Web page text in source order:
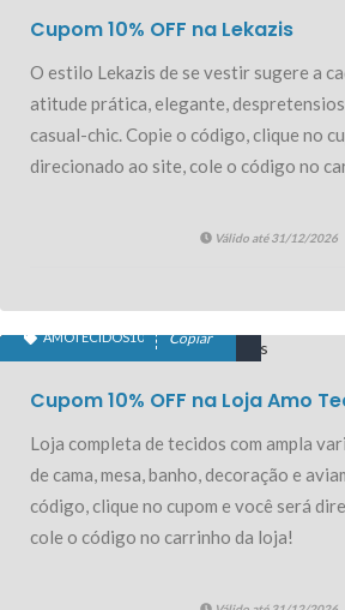
Cupom 10% OFF na Lekazis
O estilo Lekazis de se vestir sugere a
atitude prática, elegante,
casual-chic. Copie o código, clique no
direcionado ao site, cole o código no
Válido até 31/12/2026
10% OFF PRIMEIRA COMPRA
AMOTECIDOS10 Copiar
Cupom 10% OFF na Loja Amo
Loja completa de tecidos com ampla
de cama, mesa, banho, decoração e
código, clique no cupom e você será
cole o código no carrinho da loja!